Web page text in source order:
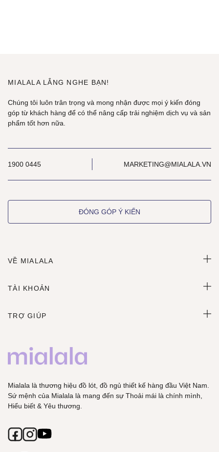
MIALALA LẮNG NGHE BẠN!
Chúng tôi luôn trân trọng và mong nhận được mọi ý kiến đóng
góp từ khách hàng để có thể nâng cấp trải nghiệm dịch vụ và sản
phẩm tốt hơn nữa.
1900 0445 MARKETING@MIALALA.VN
ĐÓNG GÓP Ý KIẾN
VỀ MIALALA
TÀI KHOẢN
TRỢ GIÚP
Mialala là thương hiệu đồ lót, đồ ngủ thiết kế hàng đầu Việt Nam.
Sứ mệnh của Mialala là mang đến sự Thoải mái là chính mình,
Hiểu biết & Yêu thương.